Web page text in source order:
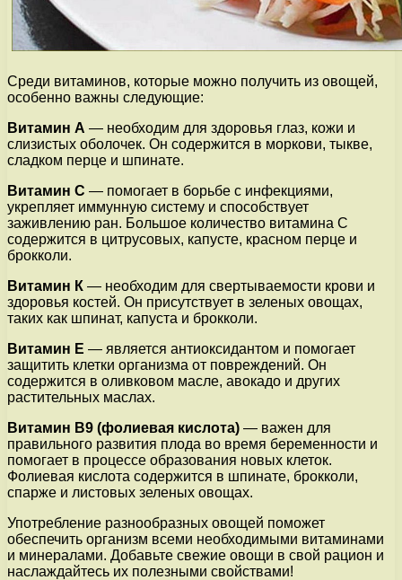
Среди витаминов, которые можно получить из овощей,
особенно важны следующие:
Витамин А — необходим для здоровья глаз, кожи и
слизистых оболочек. Он содержится в моркови, тыкве,
сладком перце и шпинате.
Витамин С — помогает в борьбе с инфекциями,
укрепляет иммунную систему и способствует
заживлению ран. Большое количество витамина С
содержится в цитрусовых, капусте, красном перце и
брокколи.
Витамин К — необходим для свертываемости крови и
здоровья костей. Он присутствует в зеленых овощах,
таких как шпинат, капуста и брокколи.
Витамин Е — является антиоксидантом и помогает
защитить клетки организма от повреждений. Он
содержится в оливковом масле, авокадо и других
растительных маслах.
Витамин В9 (фолиевая кислота) — важен для
правильного развития плода во время беременности и
помогает в процессе образования новых клеток.
Фолиевая кислота содержится в шпинате, брокколи,
спарже и листовых зеленых овощах.
Употребление разнообразных овощей поможет
обеспечить организм всеми необходимыми витаминами
и минералами. Добавьте свежие овощи в свой рацион и
наслаждайтесь их полезными свойствами!